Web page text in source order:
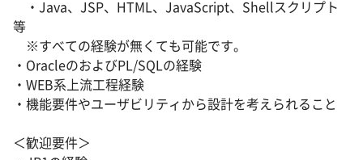
・Java、JSP、HTML、JavaScript、Shellスクリプト
等
※すべての経験が無くても可能です。
・OracleのおよびPL/SQLの経験
・WEB系上流工程経験
・機能要件やユーザビリティから設計を考えられること
＜歓迎要件＞